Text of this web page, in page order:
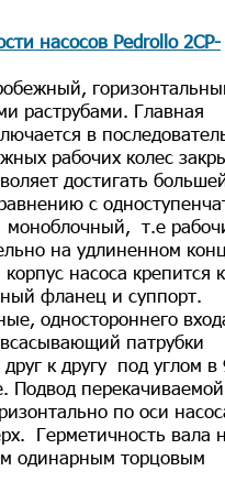
насосов Pedrollo 2CP-
раструбами. Главная
в
рабочих колес
достигать
с
т.е
на удлиненном
насоса крепится к
фланец и суппорт.
одностороннего
патрубки
к другу под углом
Подвод перекачиваемой
по оси
Герметичность вала
одинарным торцовым